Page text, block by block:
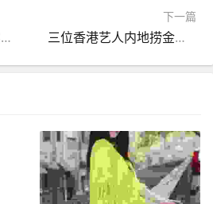
朱之文内娱最后一个实在人
下一篇
三位香港艺人内地捞金梦碎演唱会取消黑历史曝光全面遭